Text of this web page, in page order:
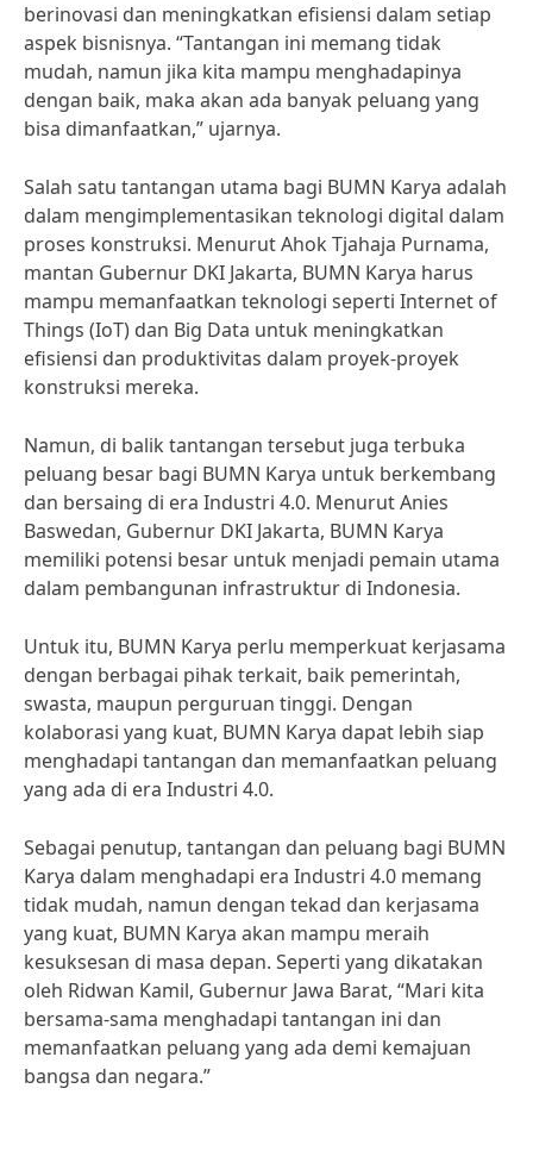
berinovasi dan meningkatkan efisiensi dalam setiap
aspek bisnisnya. “Tantangan ini memang tidak
mudah, namun jika kita mampu menghadapinya
dengan baik, maka akan ada banyak peluang yang
bisa dimanfaatkan,” ujarnya.
Salah satu tantangan utama bagi BUMN Karya adalah
dalam mengimplementasikan teknologi digital dalam
proses konstruksi. Menurut Ahok Tjahaja Purnama,
mantan Gubernur DKI Jakarta, BUMN Karya harus
mampu memanfaatkan teknologi seperti Internet of
Things (IoT) dan Big Data untuk meningkatkan
efisiensi dan produktivitas dalam proyek-proyek
konstruksi mereka.
Namun, di balik tantangan tersebut juga terbuka
peluang besar bagi BUMN Karya untuk berkembang
dan bersaing di era Industri 4.0. Menurut Anies
Baswedan, Gubernur DKI Jakarta, BUMN Karya
memiliki potensi besar untuk menjadi pemain utama
dalam pembangunan infrastruktur di Indonesia.
Untuk itu, BUMN Karya perlu memperkuat kerjasama
dengan berbagai pihak terkait, baik pemerintah,
swasta, maupun perguruan tinggi. Dengan
kolaborasi yang kuat, BUMN Karya dapat lebih siap
menghadapi tantangan dan memanfaatkan peluang
yang ada di era Industri 4.0.
Sebagai penutup, tantangan dan peluang bagi BUMN
Karya dalam menghadapi era Industri 4.0 memang
tidak mudah, namun dengan tekad dan kerjasama
yang kuat, BUMN Karya akan mampu meraih
kesuksesan di masa depan. Seperti yang dikatakan
oleh Ridwan Kamil, Gubernur Jawa Barat, “Mari kita
bersama-sama menghadapi tantangan ini dan
memanfaatkan peluang yang ada demi kemajuan
bangsa dan negara.”